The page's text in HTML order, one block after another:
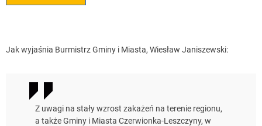
Jak wyjaśnia Burmistrz Gminy i Miasta, Wiesław Janiszewski:
Z uwagi na stały wzrost zakażeń na terenie regionu,
a także Gminy i Miasta Czerwionka-Leszczyny, w